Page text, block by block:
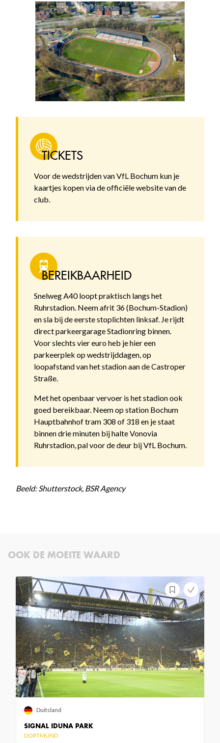
TICKETS
Voor de wedstrijden van VfL Bochum kun je
kaartjes kopen via de officiële website van de
club.
BEREIKBAARHEID
Snelweg A40 loopt praktisch langs het
Ruhrstadion. Neem afrit 36 (Bochum-Stadion)
en sla bij de eerste stoplichten linksaf. Je rijdt
direct parkeergarage Stadionring binnen.
Voor slechts vier euro heb je hier een
parkeerplek op wedstrijddagen, op
loopafstand van het stadion aan de Castroper
Straße.
Met het openbaar vervoer is het stadion ook
goed bereikbaar. Neem op station Bochum
Hauptbahnhof tram 308 of 318 en je staat
binnen drie minuten bij halte Vonovia
Ruhrstadion, pal voor de deur bij VfL Bochum.
Beeld: Shutterstock, BSR Agency
OOK DE MOEITE WAARD
SIGNAL IDUNA PARK
DORTMUND
Duitsland